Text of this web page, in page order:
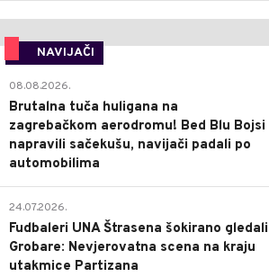
NAVIJAČI
08.08.2026.
Brutalna tuča huligana na
zagrebačkom aerodromu! Bed Blu Bojsi
napravili sačekušu, navijači padali po
automobilima
24.07.2026.
Fudbaleri UNA Štrasena šokirano gledali
Grobare: Nevjerovatna scena na kraju
utakmice Partizana